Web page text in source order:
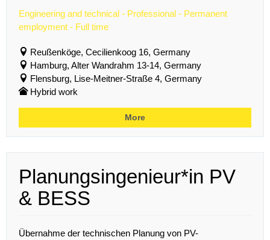
Engineering and technical - Professional - Permanent
employment - Full time
Reußenköge, Cecilienkoog 16, Germany
Hamburg, Alter Wandrahm 13-14, Germany
Flensburg, Lise-Meitner-Straße 4, Germany
Hybrid work
More
Planungsingenieur*in PV
& BESS
Übernahme der technischen Planung von PV-